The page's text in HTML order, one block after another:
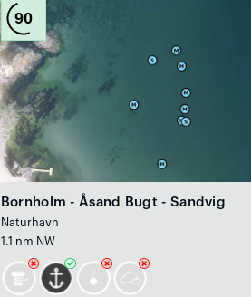
90
Bornholm - Åsand Bugt - Sandvig
Naturhavn
1.1 nm NW